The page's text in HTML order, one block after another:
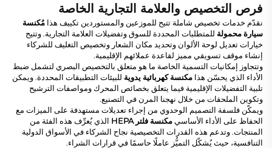
فرص التخصيص والعلامة التجارية الخاصة
نقدّم خدمات تخصيص شاملة تتيح للموزعين والمستوردين تكييف هذا مُكنسة
سيارة محمولة للمتطلبات المحددة للسوق وتفضيلات العلامة التجارية. وتتيح
خيارات تعديل لوحة الألوان وتحديد مكان الشعار وتخصيص التغليف للشركاء
إنشاء موقف تسويقي مميز لقاعدة عملائهم الإقليمية.
وتتجاوز إمكانيات التسمية الخاصة ما هو متعلق بالتخصيص البصري لتشمل ضبط
الأداء الذي يحسّن هذا مكنسة كهربائية يدوية للبيئات التطبيقات المحددة. ويمكن
تلبية التفضيلات الإقليمية فيما يتعلق بخصائص المحرك ومواصفات الترشيح
وتكوين الملحقات من خلال نهجنا المرن في التصنيع.
ويمكّن فلسفة التصميم الوحدوي من إجراء تعديلات مستهدفة على الميزات مع
الحفاظ على الأداء الأساسي مكنسة فلتر HEPA
الذي يُعرِّف هذه الفئة من
المنتجات. وتدعم هذه القدرات التخصيصية نجاح الشركاء في الأسواق الدولية
التنافسية، حيث يُشكّل التميُّز عاملًا حاسمًا في قرارات الشراء.